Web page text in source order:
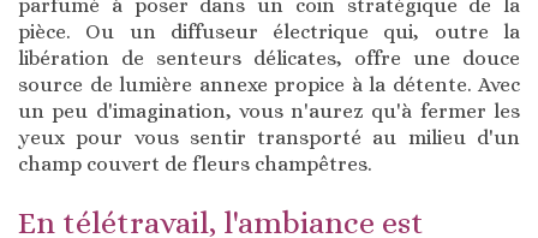
parfumé à poser dans un coin stratégique de la
pièce. Ou un diffuseur électrique qui, outre la
libération de senteurs délicates, offre une douce
source de lumière annexe propice à la détente. Avec
un peu d'imagination, vous n'aurez qu'à fermer les
yeux pour vous sentir transporté au milieu d'un
champ couvert de fleurs champêtres.
En télétravail, l'ambiance est